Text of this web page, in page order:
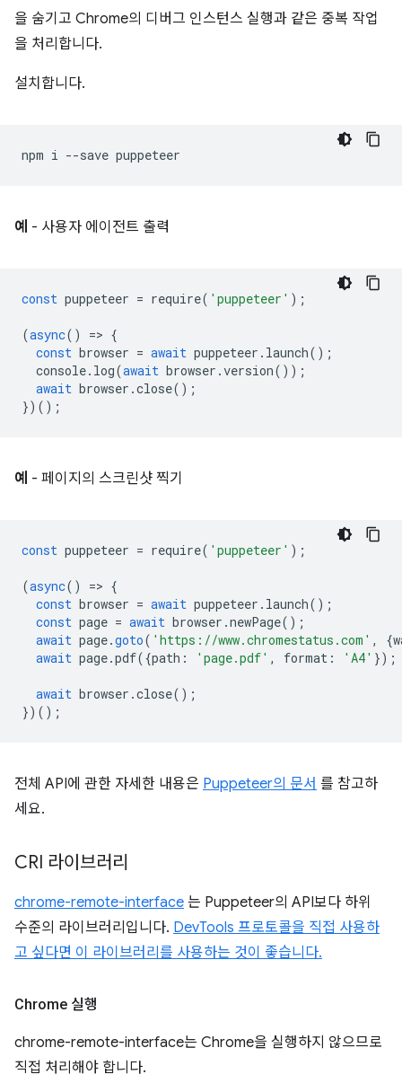
을 숨기고 Chrome의 디버그 인스턴스 실행과 같은 중복 작업
을 처리합니다.
설치합니다.
npm i --save
예 - 사용자 에이전트 출력
const puppeteer = require( 'puppeteer' );
(async() => {
const browser = await puppeteer . launch();
console. log(await browser .version());
await browser .close();
})();
예 - 페이지의 스크린샷 찍기
const puppeteer = require( 'puppeteer' );
(async() => {
const browser = await puppeteer . launch();
const page = await browser .newPage();
await page.goto( 'https://www.chromestatus.com' , {
await page.pdf({path : 'page.pdf' , format : 'A4' });
await browser .close();
})();
전체 API에 관한 자세한 내용은 Puppeteer의 문서 를 참고하
세요.
CRI 라이브러리
chrome-remote-interface 는 Puppeteer의 API보다 하위
수준의 라이브러리입니다. DevTools 프로토콜을 직접 사용하
고 싶다면 이 라이브러리를 사용하는 것이 좋습니다.
Chrome 실행
chrome-remote-interface는 Chrome을 실행하지 않으므로
직접 처리해야 합니다.